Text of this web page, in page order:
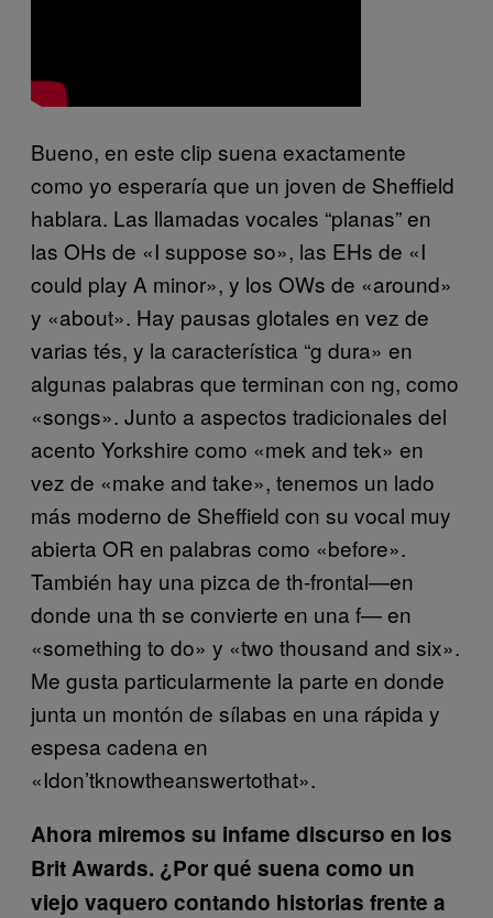
Bueno, en este clip suena exactamente
como yo esperaría que un joven de Sheffield
hablara. Las llamadas vocales “planas” en
las OHs de «I suppose so», las EHs de «I
could play A minor», y los OWs de «around»
y «about». Hay pausas glotales en vez de
varias tés, y la característica “g dura» en
algunas palabras que terminan con ng, como
«songs». Junto a aspectos tradicionales del
acento Yorkshire como «mek and tek» en
vez de «make and take», tenemos un lado
más moderno de Sheffield con su vocal muy
abierta OR en palabras como «before».
También hay una pizca de th-frontal—en
donde una th se convierte en una f— en
«something to do» y «two thousand and six».
Me gusta particularmente la parte en donde
junta un montón de sílabas en una rápida y
espesa cadena en
«Idon’tknowtheanswertothat».
Ahora miremos su infame discurso en los
Brit Awards. ¿Por qué suena como un
viejo vaquero contando historias frente a